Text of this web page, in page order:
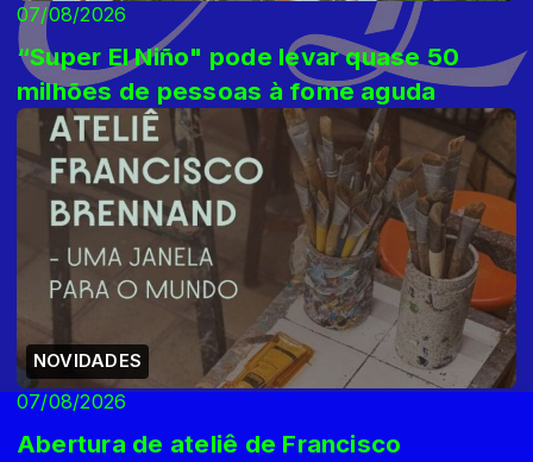
07/08/2026
“Super El Niño" pode levar quase 50
milhões de pessoas à fome aguda
NOVIDADES
07/08/2026
Abertura de ateliê de Francisco